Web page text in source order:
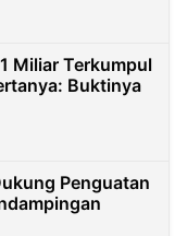
Miliar Terkumpul
Buktinya
Penguatan